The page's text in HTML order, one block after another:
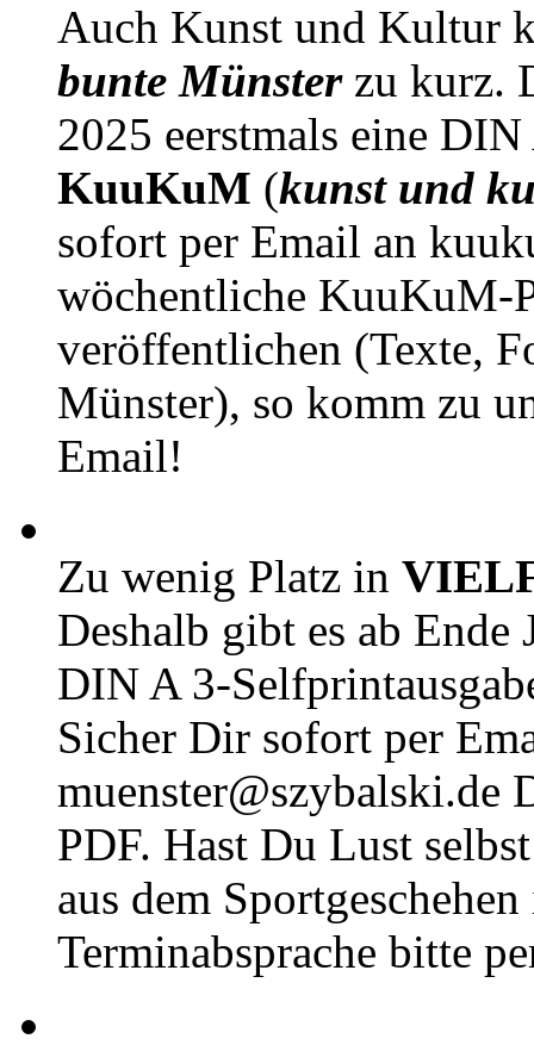
Auch Kunst und Kultur
bunte Münsterzu kurz.
2025 eerstmals eine
KuuKuM (kunst und
sofort per Email an
wöchentliche KuuKuM-
veröffentlichen (Texte,
Münster), so komm zu
Email!
Zu wenig Platz in
Deshalb gibt es ab Ende
DIN A 3-
Sicher Dir sofort per
muenster@szybalski.de
PDF. Hast Du Lust
aus dem
Terminabsprache bitte